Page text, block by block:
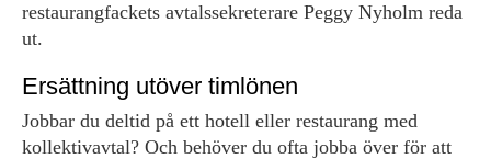
restaurangfackets avtalssekreterare Peggy Nyholm reda
ut.
Ersättning utöver timlönen
Jobbar du deltid på ett hotell eller restaurang med
kollektivavtal? Och behöver du ofta jobba över för att